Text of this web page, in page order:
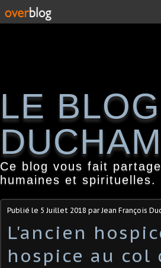
LE
Ce blog vous fait
humaines et spirituelles.
Publié le 5 Juillet 2018 par Jean François
L'ancien
hospice au col